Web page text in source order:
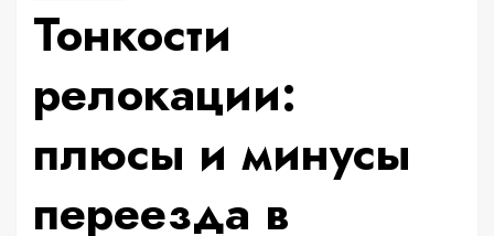
Тонкости
релокации:
плюсы и минусы
переезда в